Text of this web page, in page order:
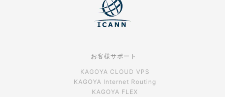
お客様サポート
KAGOYA CLOUD VPS
KAGOYA Internet Routing
KAGOYA FLEX